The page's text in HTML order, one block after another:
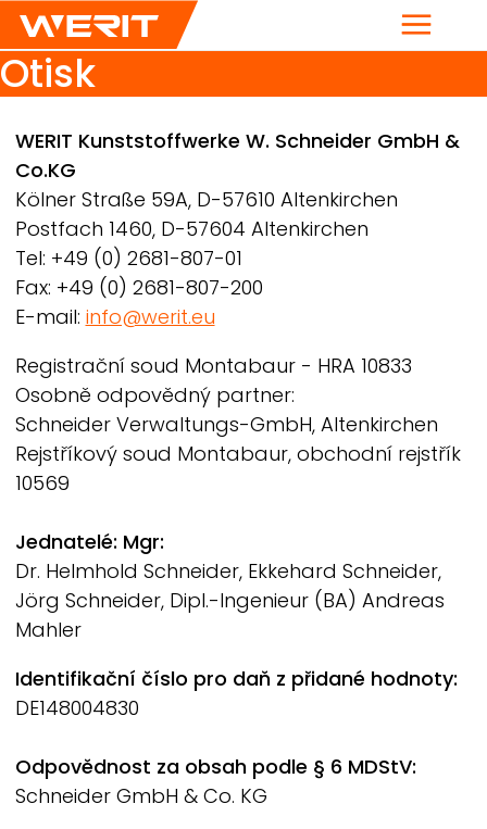
Menu
Otisk
Breadcrumb
WERIT Kunststoffwerke W. Schneider GmbH &
Co.KG
Kölner Straße 59A, D-57610 Altenkirchen
Postfach 1460, D-57604 Altenkirchen
Tel: +49 (0) 2681-807-01
Fax: +49 (0) 2681-807-200
E-mail: info@werit.eu
Registrační soud Montabaur - HRA 10833
Osobně odpovědný partner:
Schneider Verwaltungs-GmbH, Altenkirchen
Rejstříkový soud Montabaur, obchodní rejstřík
10569
Jednatelé: Mgr:
Dr. Helmhold Schneider, Ekkehard Schneider,
Jörg Schneider, Dipl.-Ingenieur (BA) Andreas
Mahler
Identifikační číslo pro daň z přidané hodnoty:
DE148004830
Odpovědnost za obsah podle § 6 MDStV:
Schneider GmbH & Co. KG